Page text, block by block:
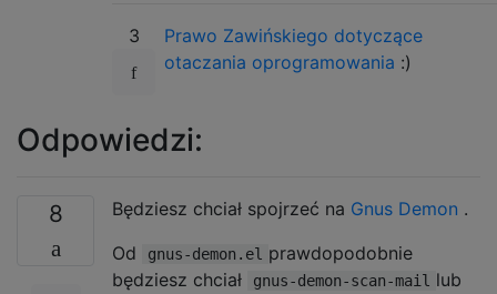
3
Prawo Zawińskiego dotyczące
otaczania oprogramowania :)
Odpowiedzi:
8 Będziesz chciał spojrzeć na Gnus Demon .
Od
gnus-demon.el prawdopodobnie
będziesz chciał
gnus-demon-scan-mail lub